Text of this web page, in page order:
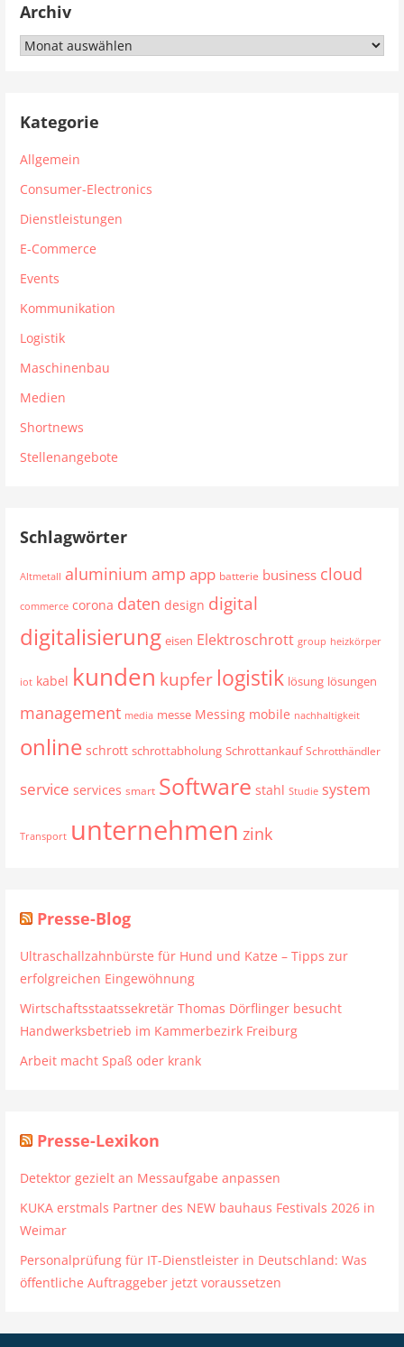
Archiv
Archiv
Kategorie
Allgemein
Consumer-Electronics
Dienstleistungen
E-Commerce
Events
Kommunikation
Logistik
Maschinenbau
Medien
Shortnews
Stellenangebote
Schlagwörter
Altmetall aluminium amp app batterie business cloud
commerce corona daten design digital
digitalisierung eisen Elektroschrott group heizkörper
iot kabel kunden kupfer logistik lösung lösungen
management media messe Messing mobile nachhaltigkeit
online schrott schrottabholung Schrottankauf Schrotthändler
service services smart Software stahl Studie system
Transport unternehmen zink
Presse-Blog
Ultraschallzahnbürste für Hund und Katze – Tipps zur
erfolgreichen Eingewöhnung
Wirtschaftsstaatssekretär Thomas Dörflinger besucht
Handwerksbetrieb im Kammerbezirk Freiburg
Arbeit macht Spaß oder krank
Presse-Lexikon
Detektor gezielt an Messaufgabe anpassen
KUKA erstmals Partner des NEW bauhaus Festivals 2026 in
Weimar
Personalprüfung für IT-Dienstleister in Deutschland: Was
öffentliche Auftraggeber jetzt voraussetzen